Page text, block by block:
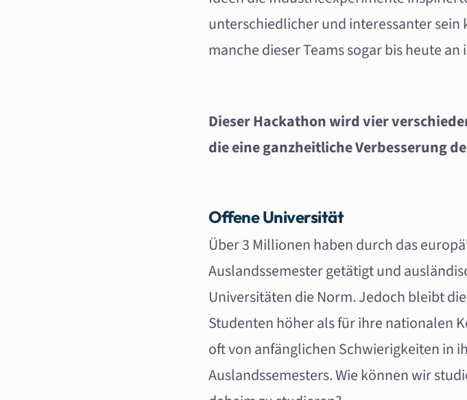
unterschiedlicher und interessanter sein
manche dieser Teams sogar bis heute
Dieser Hackathon wird vier
die eine ganzheitliche Verbesserung
Offene Universität
Über 3 Millionen haben durch das
Auslandssemester getätigt und
Universitäten die Norm. Jedoch bleibt
Studenten höher als für ihre nationalen
oft von anfänglichen Schwierigkeiten in
Auslandssemesters. Wie können wir